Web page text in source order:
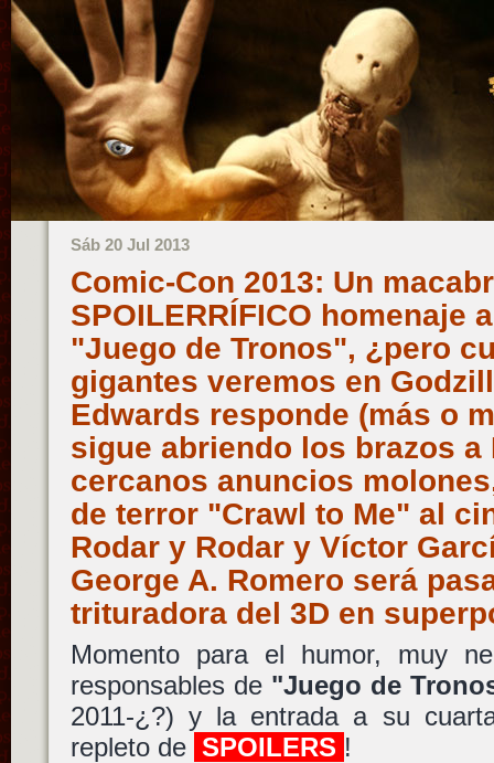
Sáb 20 Jul 2013
Comic-Con 2013: Un
SPOILERRÍFICO homenaje
"Juego de Tronos", ¿pero
gigantes veremos en
Edwards responde (más o
sigue abriendo los brazos a
cercanos anuncios
de terror "Crawl to Me" al
Rodar y Rodar y Víctor
George A. Romero será
trituradora del 3D en
Momento para el humor, muy
responsables de "Juego de
2011-¿?) y la entrada a su
repleto de SPOILERS !